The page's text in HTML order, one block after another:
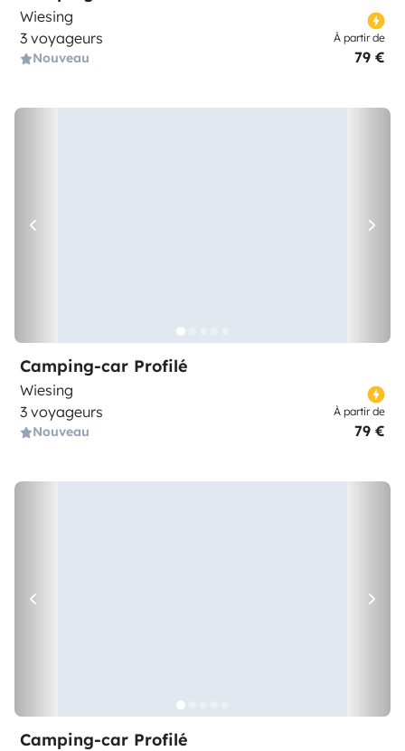
Wiesing
3 voyageurs
Nouveau
À partir de
79 €
Camping-car Profilé
Wiesing
3 voyageurs
Nouveau
À partir de
79 €
Camping-car Profilé